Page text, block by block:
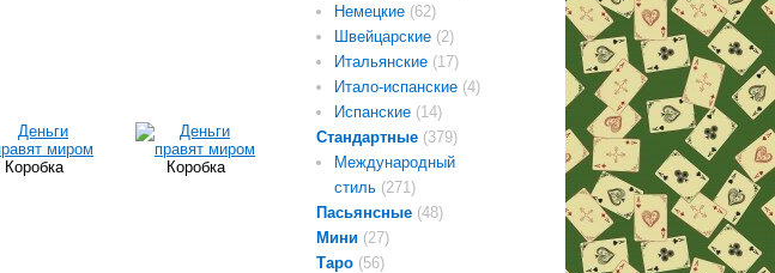
Немецкие (62)
Швейцарские (2)
Итальянские (17)
Итало-испанские (4)
Испанские (14)
Стандартные (379)
Международный
стиль (271)
Пасьянсные (48)
Мини (27)
Таро (56)
Коробка Коробка